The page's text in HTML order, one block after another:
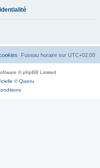
Fuseau horaire sur UTC+02:00
© phpBB Limited
©Qiaeru